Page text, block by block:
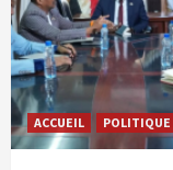
ACCUEIL POLITIQUE